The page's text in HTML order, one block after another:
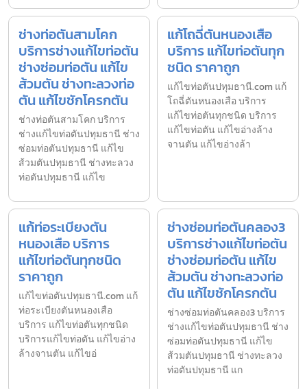
ช่างท่อตันสามโคก
บริการช่างแก้ไขท่อตัน
ช่างซ่อมท่อตัน แก้ไข
ส้วมตัน ช่างทะลวงท่อ
ตัน แก้ไขชักโครกตัน
ช่างท่อตันสามโคก บริการ
ช่างแก้ไขท่อตันปทุมธานี ช่าง
ซ่อมท่อตันปทุมธานี แก้ไข
ส้วมตันปทุมธานี ช่างทะลวง
ท่อตันปทุมธานี แก้ไข
แก้โถฉี่ตันหนองเสือ
บริการ แก้ไขท่อตันทุก
ชนิด ราคาถูก
แก้ไขท่อตันปทุมธานี.com แก้
โถฉี่ตันหนองเสือ บริการ
แก้ไขท่อตันทุกชนิด บริการ
แก้ไขท่อตัน แก้ไขอ่างล้าง
จานตัน แก้ไขอ่างล้า
แก้ท่อระเบียงตัน
หนองเสือ บริการ
แก้ไขท่อตันทุกชนิด
ราคาถูก
แก้ไขท่อตันปทุมธานี.com แก้
ท่อระเบียงตันหนองเสือ
บริการ แก้ไขท่อตันทุกชนิด
บริการแก้ไขท่อตัน แก้ไขอ่าง
ล้างจานตัน แก้ไขอ่
ช่างซ่อมท่อตันคลอง3
บริการช่างแก้ไขท่อตัน
ช่างซ่อมท่อตัน แก้ไข
ส้วมตัน ช่างทะลวงท่อ
ตัน แก้ไขชักโครกตัน
ช่างซ่อมท่อตันคลอง3 บริการ
ช่างแก้ไขท่อตันปทุมธานี ช่าง
ซ่อมท่อตันปทุมธานี แก้ไข
ส้วมตันปทุมธานี ช่างทะลวง
ท่อตันปทุมธานี แก